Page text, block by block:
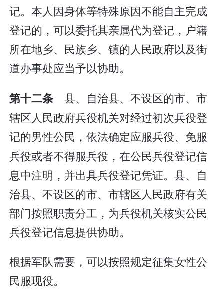
记。本人因身体等特殊原因不能自主完成
登记的，可以委托其亲属代为登记，户籍
所在地乡、民族乡、镇的人民政府以及街
道办事处应当予以协助。
第十二条 县、自治县、不设区的市、市
辖区人民政府兵役机关对经过初次兵役登
记的男性公民，依法确定应服兵役、免服
兵役或者不得服兵役，在公民兵役登记信
息中注明，并出具兵役登记凭证。县、自
治县、不设区的市、市辖区人民政府有关
部门按照职责分工，为兵役机关核实公民
兵役登记信息提供协助。
根据军队需要，可以按照规定征集女性公
民服现役。